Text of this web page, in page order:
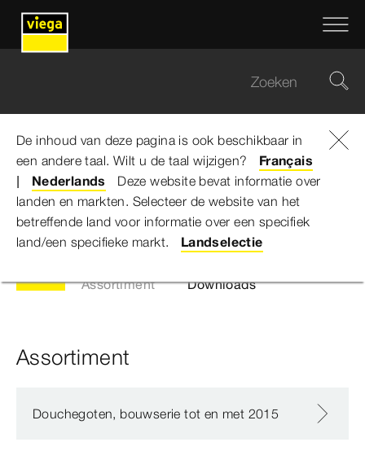
De inhoud van deze pagina is ook beschikbaar in
een andere taal. Wilt u de taal wijzigen?
Français
Nederlands
Deze website bevat informatie over
landen en markten. Selecteer de website van het
betreffende land voor informatie over een specifiek
land/een specifieke markt.
Landselectie
Viega Belgium ... Advantix
Advantix
Assortiment Downloads
Assortiment
Douchegoten, bouwserie tot en met 2015